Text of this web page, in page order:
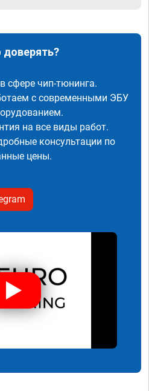
сфере чип-тюнинга.
с современными ЭБУ
на все виды работ.
консультации по
цены.